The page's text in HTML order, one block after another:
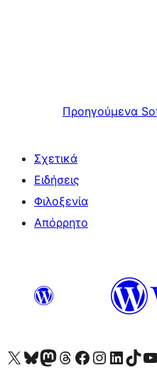
Προηγούμενα
Σχετικά
Ειδήσεις
Φιλοξενία
Απόρρητο
Visit our X (formerly Twitter) account
Visit our Bluesky account
Επισκεφθείτε τον λογαριασμό μας στο Mastodon
Visit our Threads account
Επισκεφτείτε τη σελίδα μας στο Facebook
Επισκεφθείτε τον λογαριασμό
Επισκεφθείτε τονVisit ourVisit